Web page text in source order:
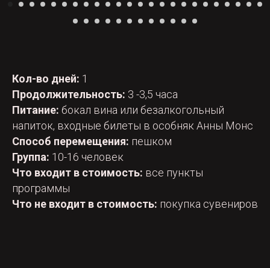
Кол-во дней: 1
Продолжительность: 3 -3,5 часа
Питание: бокал вина или безалкогольный
напиток, входные билеты в особняк Анны Монс
Способ перемещения: пешком
Группа: 10-16 человек
Что входит в стоимость: все пункты
программы
Что не входит в стоимость: покупка сувениров